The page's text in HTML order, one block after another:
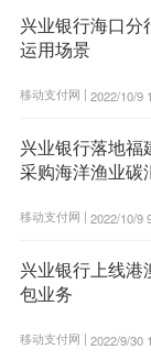
兴业银行海口分
运用场景
移动支付网 | 2022/10/9
兴业银行落地福
采购海洋渔业碳
移动支付网 | 2022/10/9
兴业银行上线港
包业务
移动支付网 | 2022/9/30